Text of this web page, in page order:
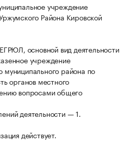
учреждение
Района Кировской
основной вид деятельности
учреждение
района по
органов местного
вопросами общего
деятельности — 1.
действует.